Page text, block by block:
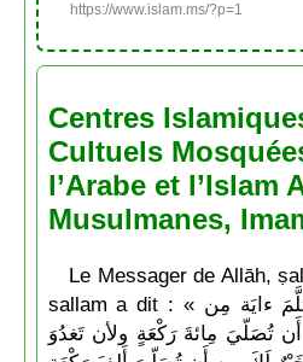
https://www.islam.ms/?p=1
Centres
Cultuels
l’Arabe et l’Islam
Musulmanes,
Le Messager de Allāh,
sallam a dit : « يَا أبا ذَر لأن تَغدُوَ فَتَتَعَلَّمَ ءايَة مِن
تُصَلّيَ مِائةَ رَكْعَةٍ ولأن تَغدُوَ